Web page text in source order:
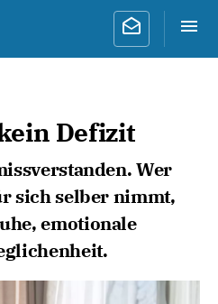
Defizit
Wer
sich selber nimmt,
emotionale